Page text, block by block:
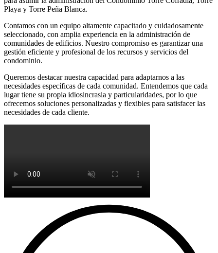
Playa y Torre Peña Blanca.
Contamos con un equipo altamente capacitado y cuidadosamente
seleccionado, con amplia experiencia en la administración de
comunidades de edificios. Nuestro compromiso es garantizar una
gestión eficiente y profesional de los recursos y servicios del
condominio.
Queremos destacar nuestra capacidad para adaptarnos a las
necesidades específicas de cada comunidad. Entendemos que cada
lugar tiene su propia idiosincrasia y particularidades, por lo que
ofrecemos soluciones personalizadas y flexibles para satisfacer las
necesidades de cada cliente.